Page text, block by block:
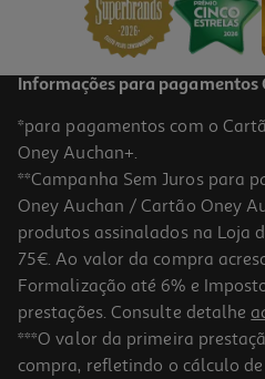
31,99 €
Suporte De Parede Para Tv Qilive
71.99 €/un
Informações para pagamentos
*para pagamentos com o
Oney Auchan+.
**Campanha Sem Juros para
Oney Auchan / Cartão Oney
produtos assinalados na Loja
75€. Ao valor da compra
Formalização até 6% e
prestações. Consulte detalhe
***O valor da primeira
compra, refletindo o cálculo